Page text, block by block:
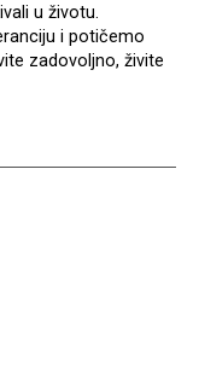
u životu.
i potičemo
zadovoljno, živite